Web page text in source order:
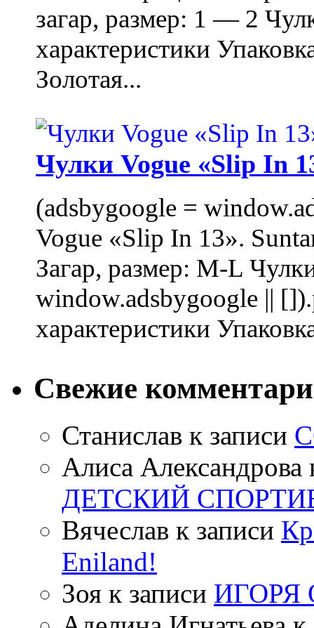
загар, размер: 1 — 2
характеристики
Золотая...
Чулки Vogue «Slip In
(adsbygoogle =
Vogue «Slip In 13».
Загар, размер: M-L
window.adsbygoogle ||
характеристики
Свежие
Станислав к записи
Алиса Александрова
ДЕТСКИЙ
Вячеслав к записи
Eniland!
Зоя к записи ИГОРЯ